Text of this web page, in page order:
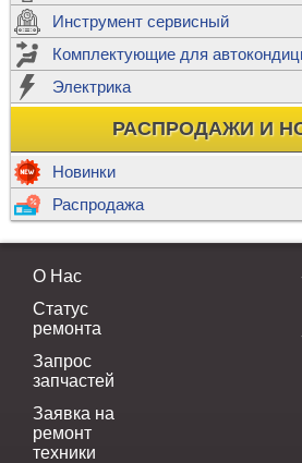
Инструмент сервисный
Комплектующие для
Электрика
РАСПРОДАЖИ И
Новинки
Распродажа
О Нас
Статус
ремонта
Запрос
запчастей
Заявка на
ремонт
техники